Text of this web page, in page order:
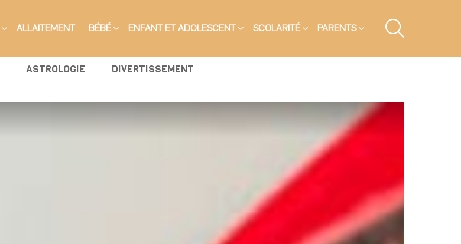
ALLAITEMENT BÉBÉ ENFANT ET ADOLESCENT SCOLARITÉ PARENTS
ASTROLOGIE DIVERTISSEMENT